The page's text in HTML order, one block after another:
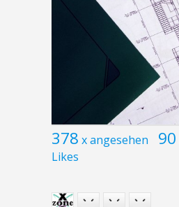
378 x angesehen 90
Likes